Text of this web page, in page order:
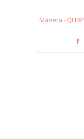
Marieta - QUBP